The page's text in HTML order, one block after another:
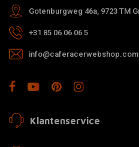
Gotenburgweg 46a, 9723 TM
+31 85 06 06 06 5
info@caferacerwebshop.com
Klantenservice